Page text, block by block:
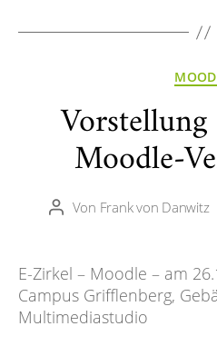
Moodle-
Beitragsautor
Von Frank von Danwitz
E-Zirkel – Moodle – am
Campus Grifflenberg,
Multimediastudio